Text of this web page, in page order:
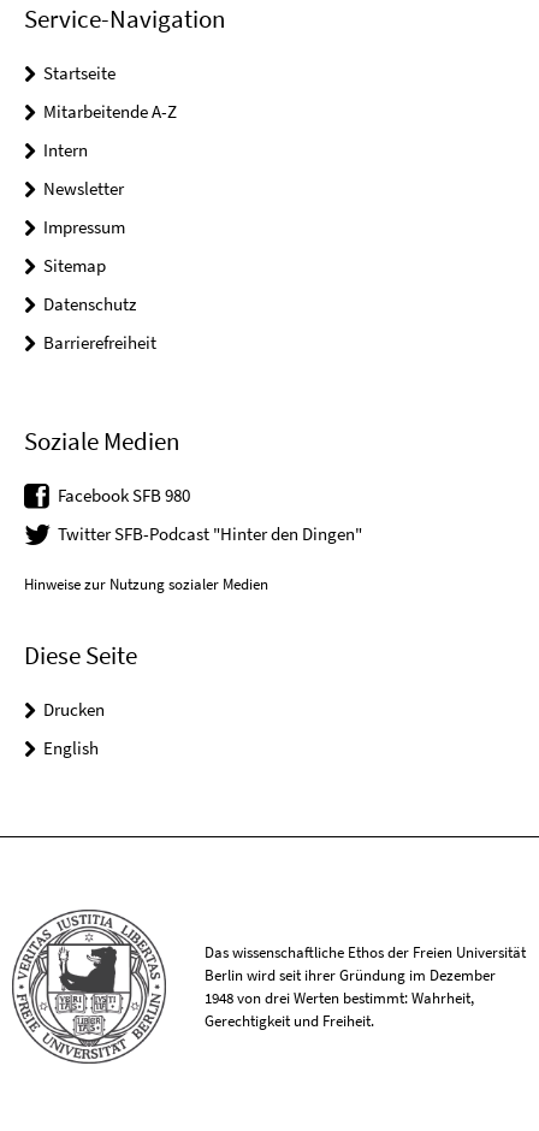
Service-Navigation
Startseite
Mitarbeitende A-Z
Intern
Newsletter
Impressum
Sitemap
Datenschutz
Barrierefreiheit
Soziale Medien
Facebook SFB 980
Twitter SFB-Podcast "Hinter den Dingen"
Hinweise zur Nutzung sozialer Medien
Diese Seite
Drucken
English
Das wissenschaftliche Ethos der Freien Universität
Berlin wird seit ihrer Gründung im Dezember
1948 von drei Werten bestimmt: Wahrheit,
Gerechtigkeit und Freiheit.